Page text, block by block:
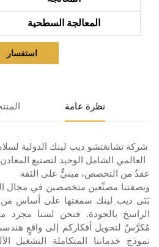
المعالجة السطحية
استفسار
نظرة عامة
شركة تشانغتشو ديب لينك الدولية
العالمي الشامل الوحيد لتصنيع
عقدٌ من التخصص، مبنيٌّ على الثقة
بَنَى ديب لينك سمعتها على أساس من
الراسخ بالجودة. فنحن لسنا مجرد
مُكرَّسٌ لتحويل أفكاركم إلى واقعٍ
نموذج خدماتنا المتكاملة